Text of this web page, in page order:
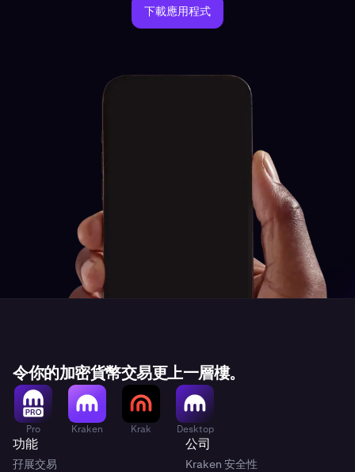
下載應用程式
令你的加密貨幣交易更上一層樓。
Pro Kraken Krak Desktop
功能
孖展交易
公司
Kraken 安全性